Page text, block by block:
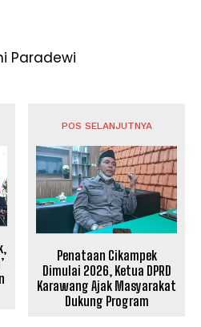
Paradewi
POS SELANJUTNYA
Penataan Cikampek
Dimulai 2026, Ketua DPRD
Karawang Ajak Masyarakat
Dukung Program